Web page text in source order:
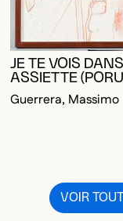
FAVORIS
DEVEZ ÊTRE
LA MODALE
LA MODALE
JE TE VOIS
ASSIETTE
Guerrera, Massimo
VOIR